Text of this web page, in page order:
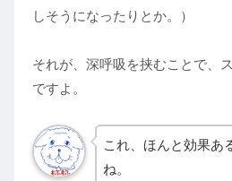
しそうになったりとか。）
それが、深呼吸を挟むことで、
ですよ。
これ、ほんと効果あ
ね。